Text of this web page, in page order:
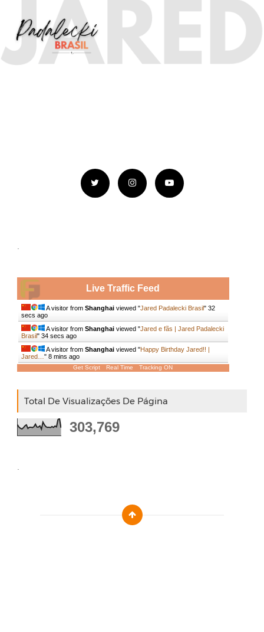
Live Traffic Feed
A visitor from Shanghaiviewed "Jared Padalecki Brasil" 33
secs ago
A visitor from Shanghaiviewed "Jared e fãs | Jared Padalecki
Brasil" 35 secs ago
A visitor from Shanghaiviewed "Happy Birthday Jared!! |
Jared… " 8 mins ago
Get Script Real Time Tracking ON
Total De Visualizações De Página
303,769